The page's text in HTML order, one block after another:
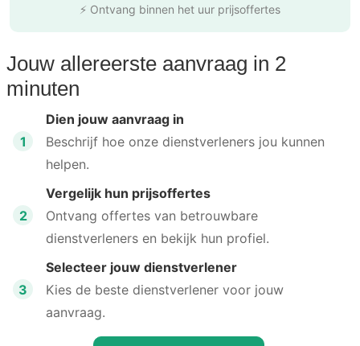
⚡ Ontvang binnen het uur prijsoffertes
Jouw allereerste aanvraag in 2
minuten
1
Dien jouw aanvraag in
Beschrijf hoe onze dienstverleners jou kunnen
helpen.
2
Vergelijk hun prijsoffertes
Ontvang offertes van betrouwbare
dienstverleners en bekijk hun profiel.
3
Selecteer jouw dienstverlener
Kies de beste dienstverlener voor jouw
aanvraag.